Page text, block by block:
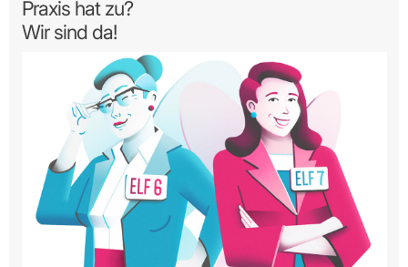
Praxis hat zu?
Wir sind da!